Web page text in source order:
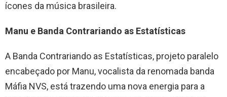
ícones da música brasileira.
Manu e Banda Contrariando as Estatísticas
A Banda Contrariando as Estatísticas, projeto paralelo
encabeçado por Manu, vocalista da renomada banda
Máfia NVS, está trazendo uma nova energia para a